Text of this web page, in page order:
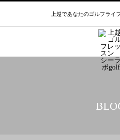
上越であなたのゴルフライ